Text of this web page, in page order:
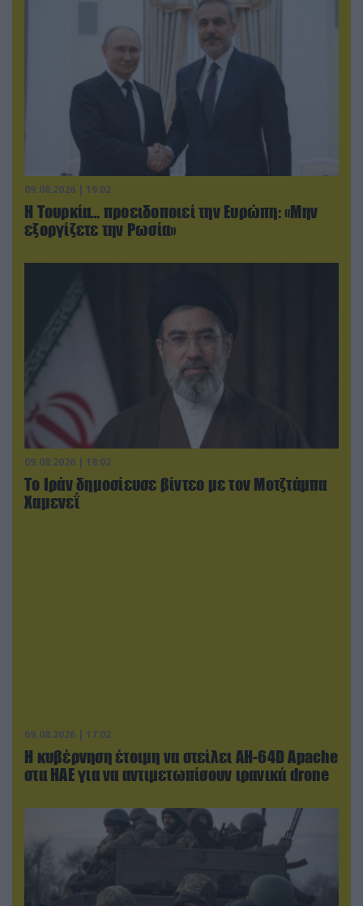
09.08.2026 | 19:02
Η Τουρκία… προειδοποιεί την Ευρώπη: «Μην
εξοργίζετε την Ρωσία»
09.08.2026 | 18:02
Το Ιράν δημοσίευσε βίντεο με τον Μοτζτάμπα
Χαμενεΐ
09.08.2026 | 17:02
Η κυβέρνηση έτοιμη να στείλει AH-64D Apache
στα ΗΑΕ για να αντιμετωπίσουν ιρανικά drone